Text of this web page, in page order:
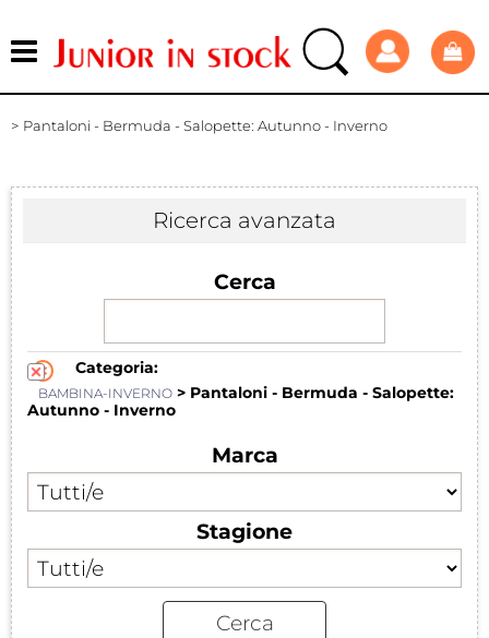
Pantaloni - Bermuda - Salopette: Autunno - Inverno
Ricerca avanzata
Cerca
Categoria:
BAMBINA-INVERNO > Pantaloni - Bermuda - Salopette:
Autunno - Inverno
Marca
Stagione